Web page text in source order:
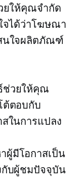
ยให้คุณจำกัด
จได้ว่าโฆษณา
นใจผลิตภัณฑ์
ช่วยให้คุณ
ต้ตอบกับ
ในการแปลง
มีโอกาสเป็น
บผู้ชมปัจจุบัน